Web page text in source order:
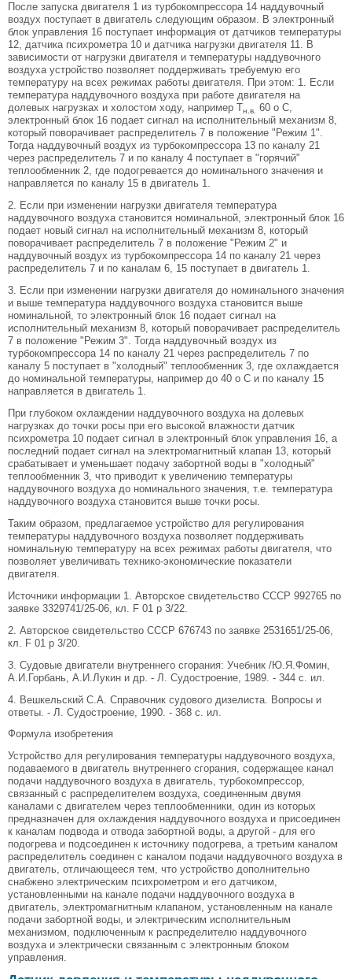
После запуска двигателя 1 из турбокомпрессора 14 наддувочный
воздух поступает в двигатель следующим образом. В электронный
блок управления 16 поступает информация от датчиков температуры
12, датчика психрометра 10 и датчика нагрузки двигателя 11. В
зависимости от нагрузки двигателя и температуры наддувочного
воздуха устройство позволяет поддерживать требуемую его
температуру на всех режимах работы двигателя. При этом: 1. Если
температура наддувочного воздуха при работе двигателя на
долевых нагрузках и холостом ходу, например Тн.в.
60 o С,
электронный блок 16 подает сигнал на исполнительный механизм 8,
который поворачивает распределитель 7 в положение "Режим 1".
Тогда наддувочный воздух из турбокомпрессора 13 по каналу 21
через распределитель 7 и по каналу 4 поступает в "горячий"
теплообменник 2, где подогревается до номинального значения и
направляется по каналу 15 в двигатель 1.
2. Если при изменении нагрузки двигателя температура
наддувочного воздуха становится номинальной, электронный блок 16
подает новый сигнал на исполнительный механизм 8, который
поворачивает распределитель 7 в положение "Режим 2" и
наддувочный воздух из турбокомпрессора 14 по каналу 21 через
распределитель 7 и по каналам 6, 15 поступает в двигатель 1.
3. Если при изменении нагрузки двигателя до номинального значения
и выше температура наддувочного воздуха становится выше
номинальной, то электронный блок 16 подает сигнал на
исполнительный механизм 8, который поворачивает распределитель
7 в положение "Режим 3". Тогда наддувочный воздух из
турбокомпрессора 14 по каналу 21 через распределитель 7 по
каналу 5 поступает в "холодный" теплообменник 3, где охлаждается
до номинальной температуры, например до 40 o С и по каналу 15
направляется в двигатель 1.
При глубоком охлаждении наддувочного воздуха на долевых
нагрузках до точки росы при его высокой влажности датчик
психрометра 10 подает сигнал в электронный блок управления 16, а
последний подает сигнал на электромагнитный клапан 13, который
срабатывает и уменьшает подачу забортной воды в "холодный"
теплообменник 3, что приводит к увеличению температуры
наддувочного воздуха до номинального значения, т.е. температура
наддувочного воздуха становится выше точки росы.
Таким образом, предлагаемое устройство для регулирования
температуры наддувочного воздуха позволяет поддерживать
номинальную температуру на всех режимах работы двигателя, что
позволяет увеличивать технико-экономические показатели
двигателя.
Источники информации 1. Авторское свидетельство СССР 992765 по
заявке 3329741/25-06, кл. F 01 p 3/22.
2. Авторское свидетельство СССР 676743 по заявке 2531651/25-06,
кл. F 01 p 3/20.
3. Судовые двигатели внутреннего сгорания: Учебник /Ю.Я.Фомин,
А.И.Горбань, А.И.Лукин и др. - Л. Судостроение, 1989. - 344 с. ил.
4. Вешкельский С.А. Справочник судового дизелиста. Вопросы и
ответы. - Л. Судостроение, 1990. - 368 с. ил.
Формула изобретения
Устройство для регулирования температуры наддувочного воздуха,
подаваемого в двигатель внутреннего сгорания, содержащее канал
подачи наддувочного воздуха в двигатель, турбокомпрессор,
связанный с распределителем воздуха, соединенным двумя
каналами с двигателем через теплообменники, один из которых
предназначен для охлаждения наддувочного воздуха и присоединен
к каналам подвода и отвода забортной воды, а другой - для его
подогрева и подсоединен к источнику подогрева, а третьим каналом
распределитель соединен с каналом подачи наддувочного воздуха в
двигатель, отличающееся тем, что устройство дополнительно
снабжено электрическим психрометром и его датчиком,
установленными на канале подачи наддувочного воздуха в
двигатель, электромагнитным клапаном, установленным на канале
подачи забортной воды, и электрическим исполнительным
механизмом, подключенным к распределителю наддувочного
воздуха и электрически связанным с электронным блоком
управления.